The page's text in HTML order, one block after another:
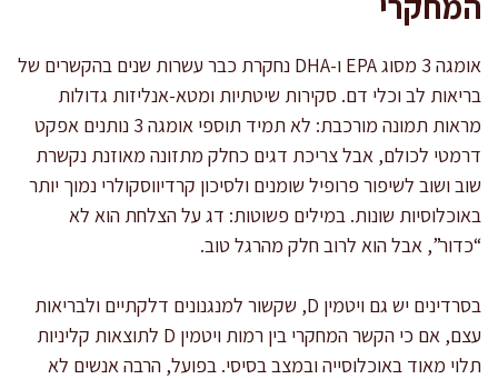
אומגה 3 מסוג EPA ו-DHA נחקרת כבר עשרות שנים בהקשרים של
בריאות לב וכלי דם. סקירות שיטתיות ומטא-אנליזות גדולות
מראות תמונה מורכבת: לא תמיד תוספי אומגה 3 נותנים אפקט
דרמטי לכולם, אבל צריכת דגים כחלק מתזונה מאוזנת נקשרת
שוב ושוב לשיפור פרופיל שומנים ולסיכון קרדיווסקולרי נמוך יותר
באוכלוסיות שונות. במילים פשוטות: דג על הצלחת הוא לא
“כדור”, אבל הוא לרוב חלק מהרגל טוב.
בסרדינים יש גם ויטמין D, שקשור למנגנונים דלקתיים ולבריאות
עצם, אם כי הקשר המחקרי בין רמות ויטמין D לתוצאות קליניות
תלוי מאוד באוכלוסייה ובמצב בסיסי. בפועל, הרבה אנשים לא